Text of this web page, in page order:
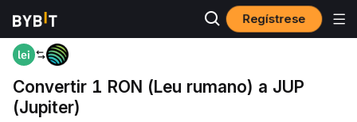
Regístrese
Inicio RON to JUP
Convertir 1 RON (Leu rumano) a JUP
(Jupiter)